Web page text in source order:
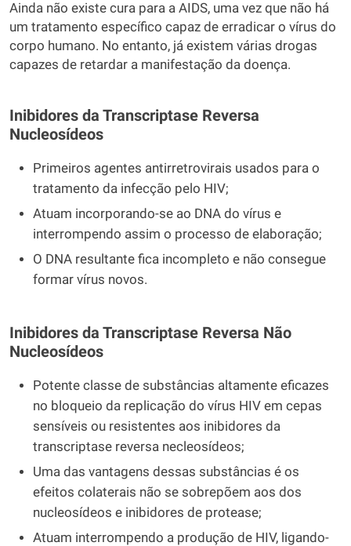
Ainda não existe cura para a AIDS, uma vez que não há
um tratamento específico capaz de erradicar o vírus do
corpo humano. No entanto, já existem várias drogas
capazes de retardar a manifestação da doença.
Inibidores da Transcriptase Reversa
Nucleosídeos
Primeiros agentes antirretrovirais usados para o
tratamento da infecção pelo HIV;
Atuam incorporando-se ao DNA do vírus e
interrompendo assim o processo de elaboração;
O DNA resultante fica incompleto e não consegue
formar vírus novos.
Inibidores da Transcriptase Reversa Não
Nucleosídeos
Potente classe de substâncias altamente eficazes
no bloqueio da replicação do vírus HIV em cepas
sensíveis ou resistentes aos inibidores da
transcriptase reversa necleosídeos;
Uma das vantagens dessas substâncias é os
efeitos colaterais não se sobrepõem aos dos
nucleosídeos e inibidores de protease;
Atuam interrompendo a produção de HIV, ligando-